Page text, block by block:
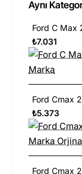
Aynı
Ford C Max
₺7.031
₺5.373